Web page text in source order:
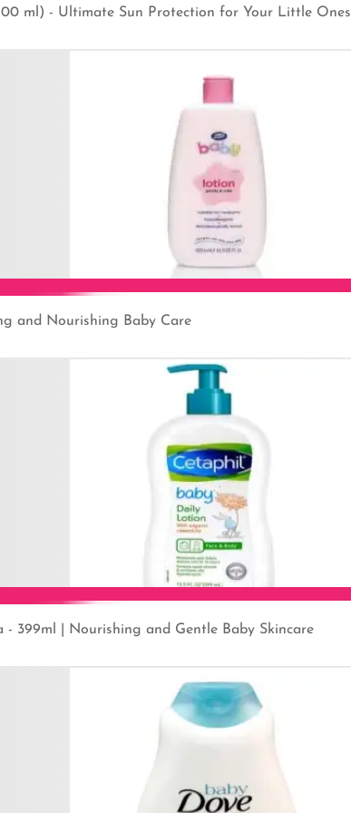
Add to Cart
ml) - Ultimate Sun Protection for Your Little Ones
Add to Cart
and Nourishing Baby Care
Add to Cart
399ml | Nourishing and Gentle Baby Skincare